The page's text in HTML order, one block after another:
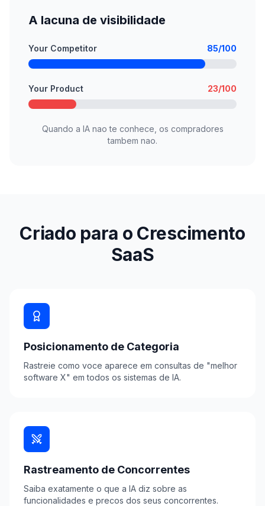
A lacuna de visibilidade
Your Competitor 85/100
Your Product 23/100
Quando a IA nao te conhece, os compradores
tambem nao.
Criado para o Crescimento
SaaS
Posicionamento de Categoria
Rastreie como voce aparece em consultas de "melhor
software X" em todos os sistemas de IA.
Rastreamento de Concorrentes
Saiba exatamente o que a IA diz sobre as
funcionalidades e precos dos seus concorrentes.